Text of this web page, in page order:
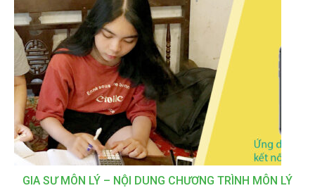
GIA SƯ MÔN LÝ – NỘI DUNG CHƯƠNG TRÌNH MÔN LÝ